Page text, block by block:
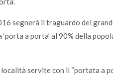
segnerà il traguardo del
a porta’ al 90% della
servite con il “portata a